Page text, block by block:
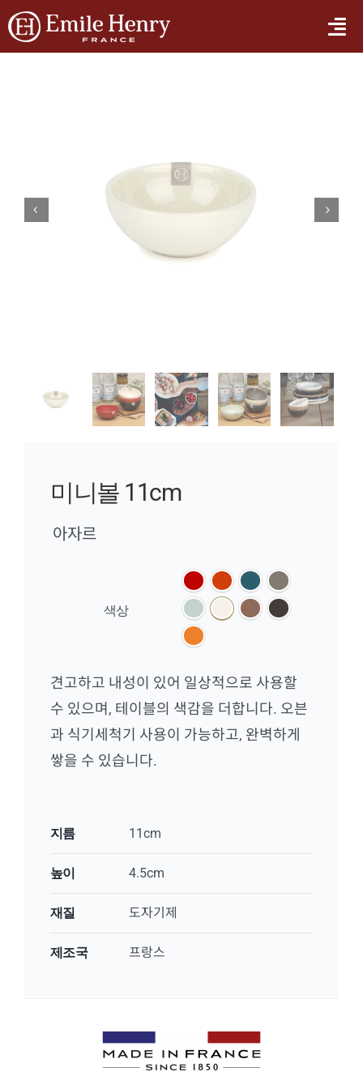
Skip
to
content
관리 및 사용법
매장안내
 
미니볼 11cm
색상
아자르
견고하고 내성이 있어 일상적으로 사용할
수 있으며, 테이블의 색감을 더합니다. 오븐
과 식기세척기 사용이 가능하고, 완벽하게
쌓을 수 있습니다.
지름 11cm
높이 4.5cm
재질 도자기제
제조국 프랑스